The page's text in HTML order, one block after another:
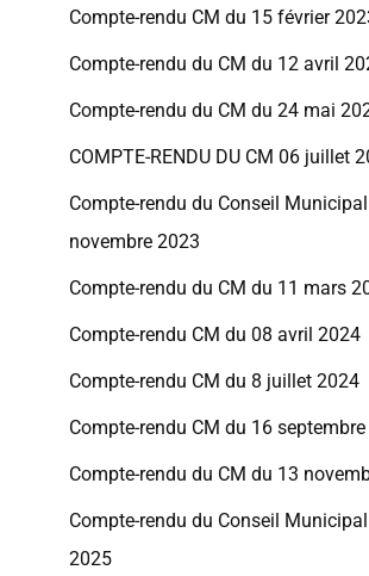
Compte-rendu CM du 15 février
Compte-rendu du CM du 12 avril
Compte-rendu du CM du 24 mai
COMPTE-RENDU DU CM 06 juillet
Compte-rendu du Conseil
novembre 2023
Compte-rendu du CM du 11 mars
Compte-rendu CM du 08 avril 2024
Compte-rendu CM du 8 juillet 2024
Compte-rendu CM du 16
Compte-rendu du CM du 13
Compte-rendu du Conseil
2025